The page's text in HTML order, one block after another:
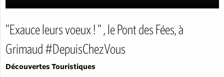
"Exauce leurs voeux ! " , le Pont des Fées, à
Grimaud #DepuisChezVous
Découvertes Touristiques